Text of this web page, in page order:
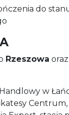
do
Rzeszowa oraz
w
Centrum,